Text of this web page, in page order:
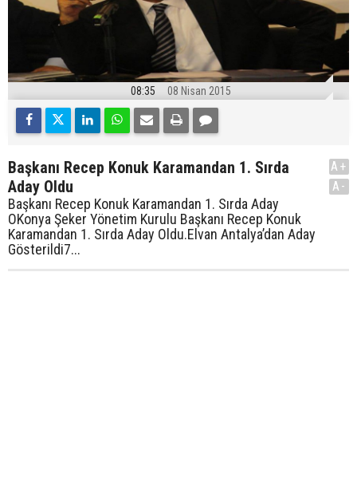
08:35 08 Nisan 2015
Başkanı Recep Konuk Karamandan 1. Sırda
Aday Oldu
Başkanı Recep Konuk Karamandan 1. Sırda Aday
OKonya Şeker Yönetim Kurulu Başkanı Recep Konuk
Karamandan 1. Sırda Aday Oldu.Elvan Antalya’dan Aday
Gösterildi7...
A+
A-